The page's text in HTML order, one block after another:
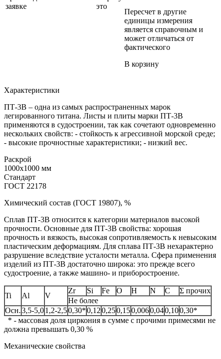
заявке
это
Пересчет в другие
единицы измерения
является справочным и
может отличаться от
фактического
В корзину
Характеристики
ПТ-3В – одна из самых распространенных марок
легированного титана. Листы и плиты марки ПТ-3В
применяются в судостроении, так как сочетают одновременно
нескольких свойств: - стойкость к агрессивной морской среде;
- высокие прочностные характеристики; - низкий вес.
Раскрой
1000x1000 мм
Стандарт
ГОСТ 22178
Химический состав (ГОСТ 19807), %
Сплав ПT‑3B относится к категории материалов высокой
прочности. Основные для ПT‑3B свойства: хорошая
прочность и вязкость, высокая сопротивляемость к невысоким
пластическим деформациям. Для сплава ПT‑3B нехарактерно
разрушение вследствие усталости металла. Сфера применения
изделий из ПT‑3B достаточно широка: это прежде всего
судостроение, а также машино- и приборостроение.
Ti Al V
Zr Si Fe O H N C
Σ прочих
Не более
Осн.3,5-5,01,2-2,50,30*0,120,250,150,0060,040,100,30*
* - массовая доля циркония в сумме с прочими примесями не
должна превышать 0,30 %
Механические свойства